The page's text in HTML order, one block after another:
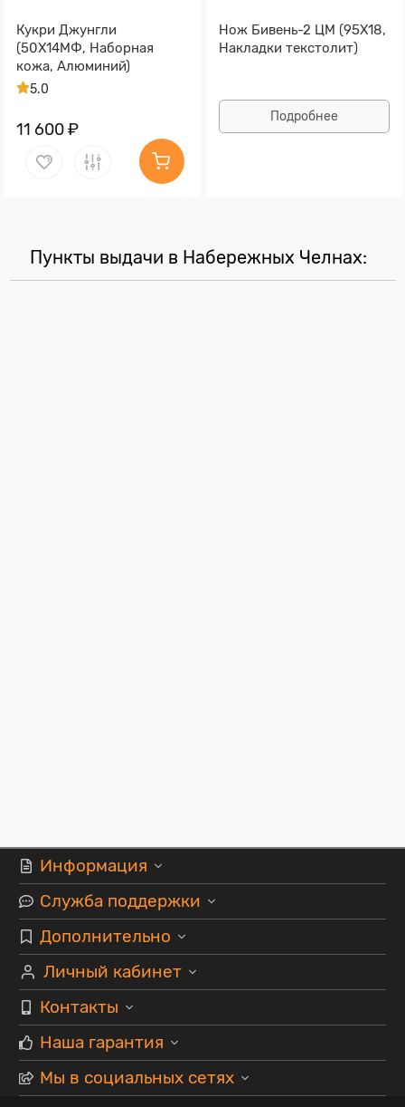
Кукри Джунгли
(50Х14МФ, Наборная
кожа, Алюминий)
5.0
11 600 ₽
Нож Бивень-2 ЦМ (95Х18,
Накладки текстолит)
Подробнее
Пункты выдачи в Набережных Челнах:
Информация
Служба поддержки
Дополнительно
Личный кабинет
Контакты
Наша гарантия
Мы в социальных сетях